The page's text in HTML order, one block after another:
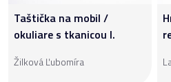
Taštička na mobil /
okuliare s tkanicou I.
Žilková Ľubomíra